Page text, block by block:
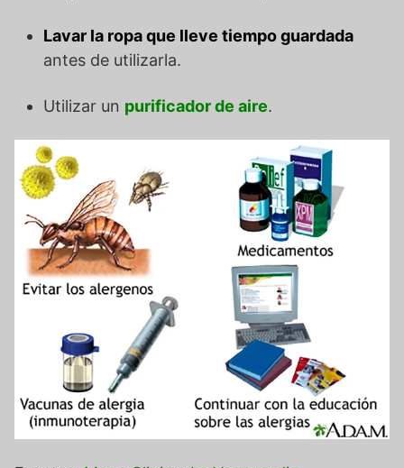
Lavar la ropa que lleve tiempo guardada
antes de utilizarla.
Utilizar un purificador de aire.